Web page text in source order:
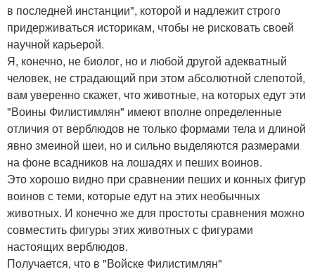
в последней инстанции", которой и надлежит строго
придерживаться историкам, чтобы не рисковать своей
научной карьерой.
Я, конечно, не биолог, но и любой другой адекватный
человек, не страдающий при этом абсолютной слепотой,
вам уверенно скажет, что животные, на которых едут эти
"Воины Филистимлян" имеют вполне определенные
отличия от верблюдов не только формами тела и длиной
явно змеиной шеи, но и сильно выделяются размерами
на фоне всадников на лошадях и пеших воинов.
Это хорошо видно при сравнении пеших и конных фигур
воинов с теми, которые едут на этих необычных
животных. И конечно же для простоты сравнения можно
совместить фигуры этих животных с фигурами
настоящих верблюдов.
Получается, что в "Войске Филистимлян"